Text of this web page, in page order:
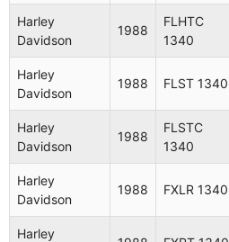
Harley
1985
XLH
Harley
1985
Harley
1985
FLTC
Harley
1985
Harley
Davidson
1988
FLHTC
1340
Harley
Davidson
1988 FLST 1340
Harley
Davidson
1988
FLSTC
1340
Harley
Davidson
1988 FXLR 1340
Harley